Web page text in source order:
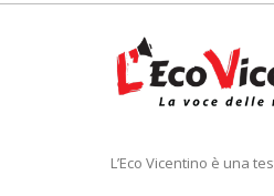
L’Eco Vicentino è una